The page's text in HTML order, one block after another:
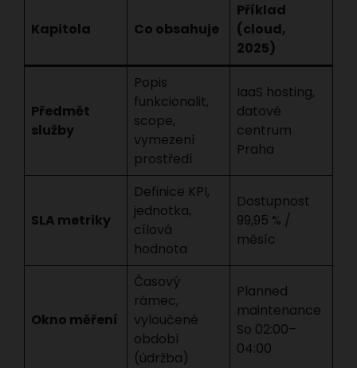
Kapitola Co obsahuje
Příklad
(cloud,
2025)
Předmět
služby
Popis
funkcionalit,
scope,
vymezení
prostředí
IaaS hosting,
datové
centrum
Praha
SLA metriky
Definice KPI,
jednotka,
cílová
hodnota
Dostupnost
99,95 % /
měsíc
Okno měření
Časový
rámec,
vyloučené
období
(údržba)
Planned
maintenance
So 02:00–
04:00